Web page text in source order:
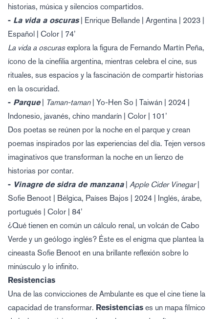
historias, música y silencios compartidos.
- La vida a oscuras| Enrique Bellande | Argentina | 2023 |
Español | Color | 74’
La vida a oscurasexplora la figura de Fernando Martín Peña,
ícono de la cinefilia argentina, mientras celebra el cine, sus
rituales, sus espacios y la fascinación de compartir historias
en la oscuridad.
- Parque| Taman-taman| Yo-Hen So | Taiwán | 2024 |
Indonesio, javanés, chino mandarín | Color | 101’
Dos poetas se reúnen por la noche en el parque y crean
poemas inspirados por las experiencias del día. Tejen versos
imaginativos que transforman la noche en un lienzo de
historias por contar.
- Vinagre de sidra de manzana| Apple Cider Vinegar|
Sofie Benoot | Bélgica, Países Bajos | 2024 | Inglés, árabe,
portugués | Color | 84’
¿Qué tienen en común un cálculo renal, un volcán de Cabo
Verde y un geólogo inglés? Éste es el enigma que plantea la
cineasta Sofie Benoot en una brillante reflexión sobre lo
minúsculo y lo infinito.
Resistencias
Una de las convicciones de Ambulante es que el cine tiene la
capacidad de transformar. Resistencias es un mapa fílmico